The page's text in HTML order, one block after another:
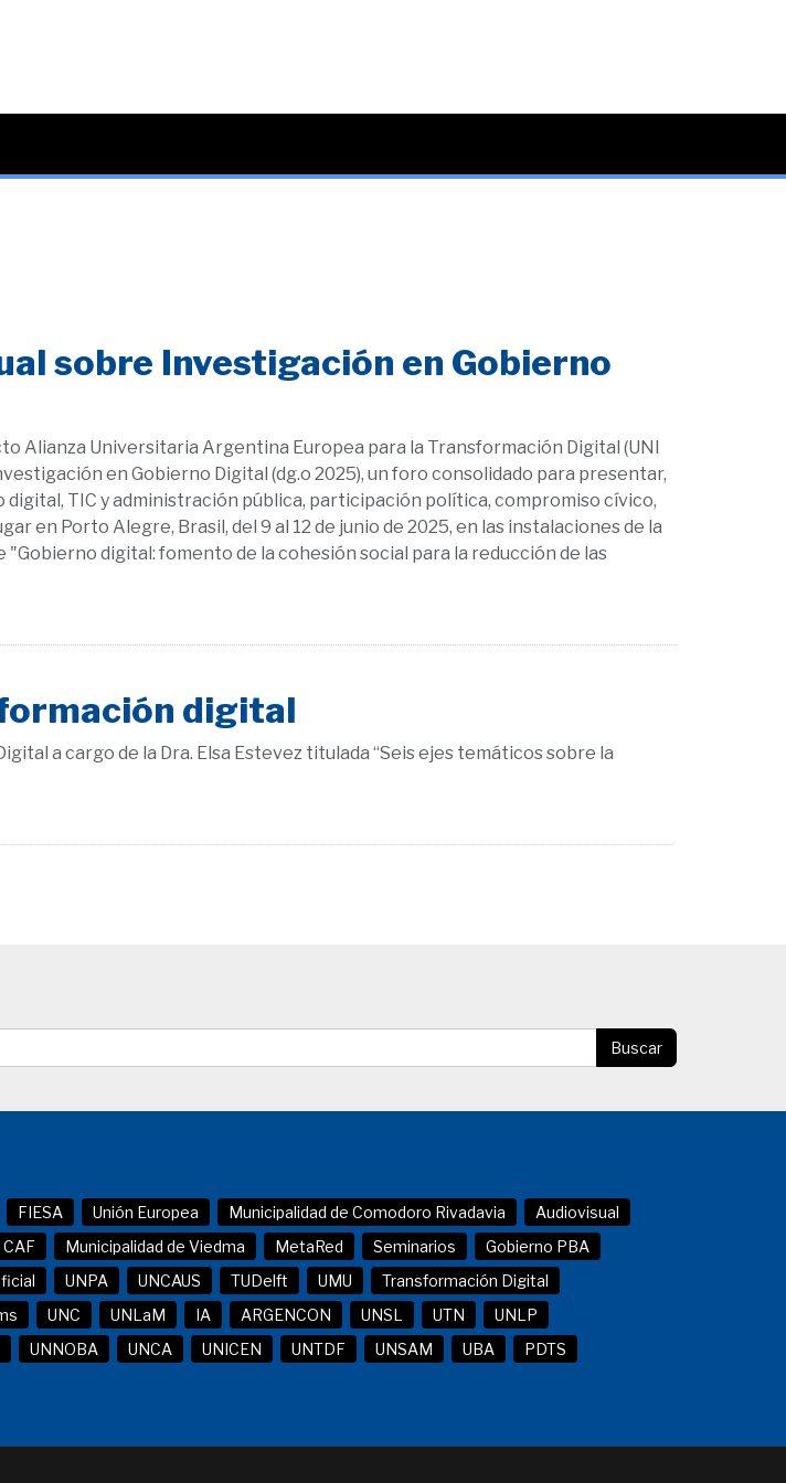
sobre Investigación en Gobierno
Alianza Universitaria Argentina Europea para la Transformación Digital (UNI
en Gobierno Digital (dg.o 2025), un foro consolidado para presentar,
TIC y administración pública, participación política, compromiso cívico,
en Porto Alegre, Brasil, del 9 al 12 de junio de 2025, en las instalaciones de la
digital: fomento de la cohesión social para la reducción de las
digital
a cargo de la Dra. Elsa Estevez titulada “Seis ejes temáticos sobre la
Buscar
FIESA Unión Europea Municipalidad de Comodoro Rivadavia
Audiovisual
CAF Municipalidad de Viedma MetaRed Seminarios
Gobierno PBA
UNPA UNCAUS TUDelft UMU
Transformación Digital
UNC UNLaM IA ARGENCON UNSL UTN
UNLP
UNNOBA UNCA UNICEN UNTDF UNSAM UBA
PDTS